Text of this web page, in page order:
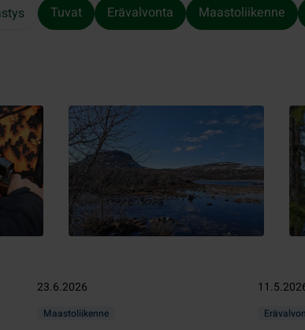
Tuvat Erävalvonta Maastoliikenne
23.6.2026
Maastoliikenne